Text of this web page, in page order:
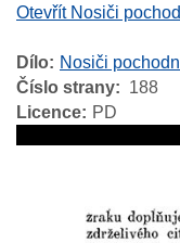
Otevřít Nosiči
Dílo
Nosiči
Číslo strany
188
Licence
PD